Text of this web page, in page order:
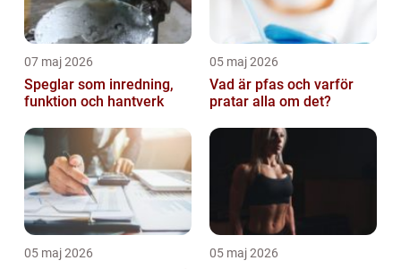
07 maj 2026
Speglar som inredning,
funktion och hantverk
05 maj 2026
Vad är pfas och varför
pratar alla om det?
05 maj 2026 05 maj 2026